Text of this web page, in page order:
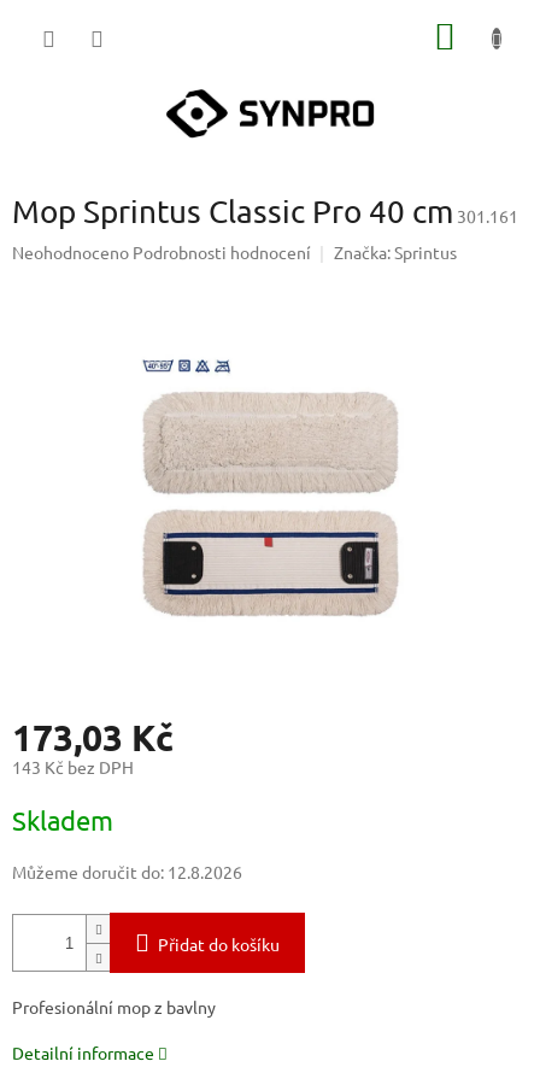
Mop Sprintus Classic Pro 40 cm 301.161
Průměrné
Neohodnoceno Podrobnosti hodnocení Značka:Sprintus
173,03 Kč
143 Kč bez DPH
cena:
Skladem
Můžeme doručit do: 12.8.2026
Přidat do košíku
Profesionální mop z bavlny
Detailní informace